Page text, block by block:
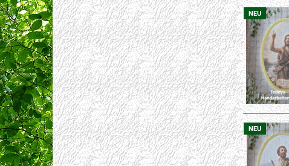
NEU
NEU